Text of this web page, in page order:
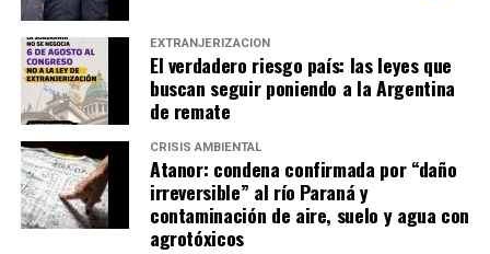
EXTRANJERIZACIÓN
El verdadero riesgo país: las leyes que
buscan seguir poniendo a la Argentina
de remate
CRISIS AMBIENTAL
Atanor: condena confirmada por “daño
irreversible” al río Paraná y
contaminación de aire, suelo y agua con
agrotóxicos